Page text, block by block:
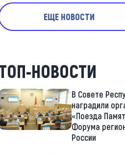
ЕЩЕ НОВОСТИ
НОВОСТИ
В Совете
наградили
«Поезда
Форума
России